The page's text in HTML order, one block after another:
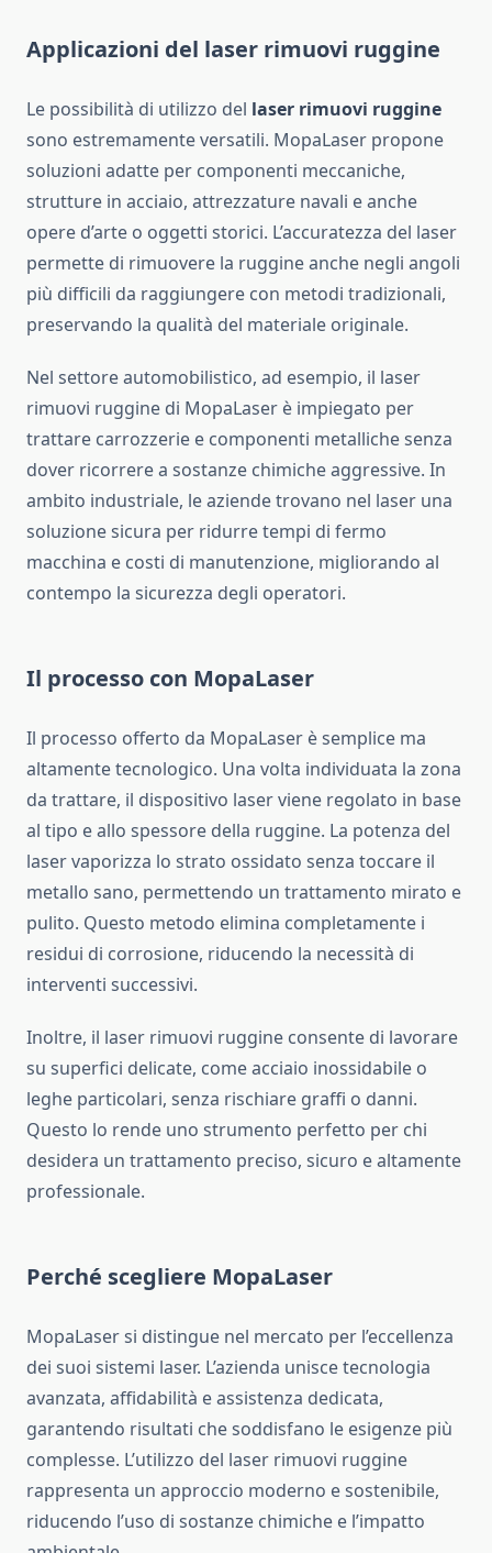
Applicazioni del laser rimuovi ruggine
Le possibilità di utilizzo del laser rimuovi ruggine
sono estremamente versatili. MopaLaser propone
soluzioni adatte per componenti meccaniche,
strutture in acciaio, attrezzature navali e anche
opere d’arte o oggetti storici. L’accuratezza del laser
permette di rimuovere la ruggine anche negli angoli
più difficili da raggiungere con metodi tradizionali,
preservando la qualità del materiale originale.
Nel settore automobilistico, ad esempio, il laser
rimuovi ruggine di MopaLaser è impiegato per
trattare carrozzerie e componenti metalliche senza
dover ricorrere a sostanze chimiche aggressive. In
ambito industriale, le aziende trovano nel laser una
soluzione sicura per ridurre tempi di fermo
macchina e costi di manutenzione, migliorando al
contempo la sicurezza degli operatori.
Il processo con MopaLaser
Il processo offerto da MopaLaser è semplice ma
altamente tecnologico. Una volta individuata la zona
da trattare, il dispositivo laser viene regolato in base
al tipo e allo spessore della ruggine. La potenza del
laser vaporizza lo strato ossidato senza toccare il
metallo sano, permettendo un trattamento mirato e
pulito. Questo metodo elimina completamente i
residui di corrosione, riducendo la necessità di
interventi successivi.
Inoltre, il laser rimuovi ruggine consente di lavorare
su superfici delicate, come acciaio inossidabile o
leghe particolari, senza rischiare graffi o danni.
Questo lo rende uno strumento perfetto per chi
desidera un trattamento preciso, sicuro e altamente
professionale.
Perché scegliere MopaLaser
MopaLaser si distingue nel mercato per l’eccellenza
dei suoi sistemi laser. L’azienda unisce tecnologia
avanzata, affidabilità e assistenza dedicata,
garantendo risultati che soddisfano le esigenze più
complesse. L’utilizzo del laser rimuovi ruggine
rappresenta un approccio moderno e sostenibile,
riducendo l’uso di sostanze chimiche e l’impatto